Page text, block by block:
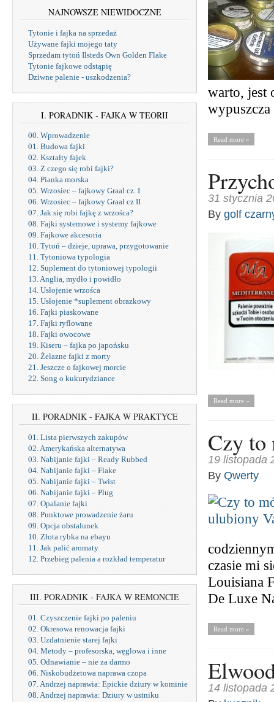
NAJNOWSZE NIEWIDOCZNE
Tytonie i fajka na sprzedaż
Używane fajki mojego taty
Sprzedam tytoń Ilsteds Own Golden Flake
Tytonie fajkowe odstąpię
Dziwne palenie - uszkodzenia?
I. PORADNIK - FAJKA W TEORII
00. Wprowadzenie
01. Budowa fajki
02. Kształty fajek
03. Z czego się robi fajki?
04. Pianka morska
05. Wrzosiec – fajkowy Graal cz. I
06. Wrzosiec – fajkowy Graal cz II
07. Jak się robi fajkę z wrzośca?
08. Fajki systemowe i systemy fajkowe
09. Fajkowe akcesoria
10. Tytoń – dzieje, uprawa, przygotowanie
11. Tytoniowa typologia
12. Suplement do tytoniowej typologii
13. Anglia, mydło i powidło
14. Usłojenie wrzośca
15. Usłojenie *suplement obrazkowy
16. Fajki piaskowane
17. Fajki ryflowane
18. Fajki owocowe
19. Kiseru – fajka po japońsku
20. Żelazne fajki z morty
21. Jeszcze o fajkowej morcie
22. Song o kukurydziance
II. PORADNIK - FAJKA W PRAKTYCE
01. Lista pierwszych zakupów
02. Amerykańska alternatywa
03. Nabijanie fajki – Ready Rubbed
04. Nabijanie fajki – Flake
05. Nabijanie fajki – Twist
06. Nabijanie fajki – Plug
07. Opalanie fajki
08. Punktowe prowadzenie żaru
09. Opcja obstalunek
10. Złota rybka na ebayu
11. Jak palić aromaty
12. Przebieg palenia a rozkład temperatur
III. PORADNIK - FAJKA W REMONCIE
01. Czyszczenie fajki po paleniu
02. Okresowa renowacja fajki
03. Uzdatnienie starej fajki
04. Metody – profesorska, węglowa i inne
05. Odnawianie – nie za darmo
06. Niskobudżetowa naprawa czopa
07. Andrzej naprawia: Epickie dziury w kominie
08. Andrzej naprawia: Dziury w ustniku
warto, jest
Read more »
31 stycznia
By golf
Read more »
Czy to
19 listopada
By Qwerty
czasie mi
Louisiana
De Luxe
Read more »
14 listopada